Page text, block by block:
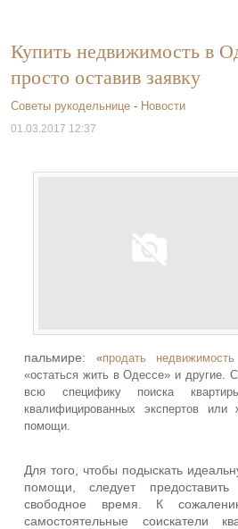
Купить недвижимость в
просто оставив заявку
Советы рукодельнице - Новости
01.03.2017 12:37
пальмире: «продать
«остаться жить в Одессе» и другие.
всю специфику поиска
квалифицированных экспертов
помощи.
Для того, чтобы подыскать
помощи, следует
свободное время. К
самостоятельные соискатели